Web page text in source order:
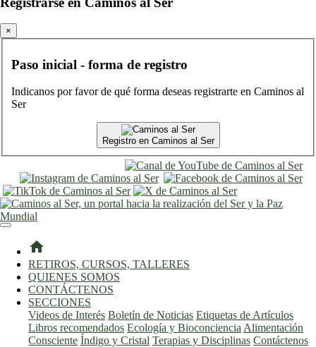
×
Paso inicial - forma de registro
Indicanos por favor de qué forma deseas registrarte en Caminos al
Ser
Registro en Caminos al Ser
home
RETIROS, CURSOS, TALLERES
QUIENES SOMOS
CONTÁCTENOS
SECCIONES
Videos de Interés Boletín de Noticias Etiquetas de Artículos
Libros recomendados Ecología y Bioconciencia Alimentación
Consciente Índigo y Cristal Terapias y Disciplinas Contáctenos